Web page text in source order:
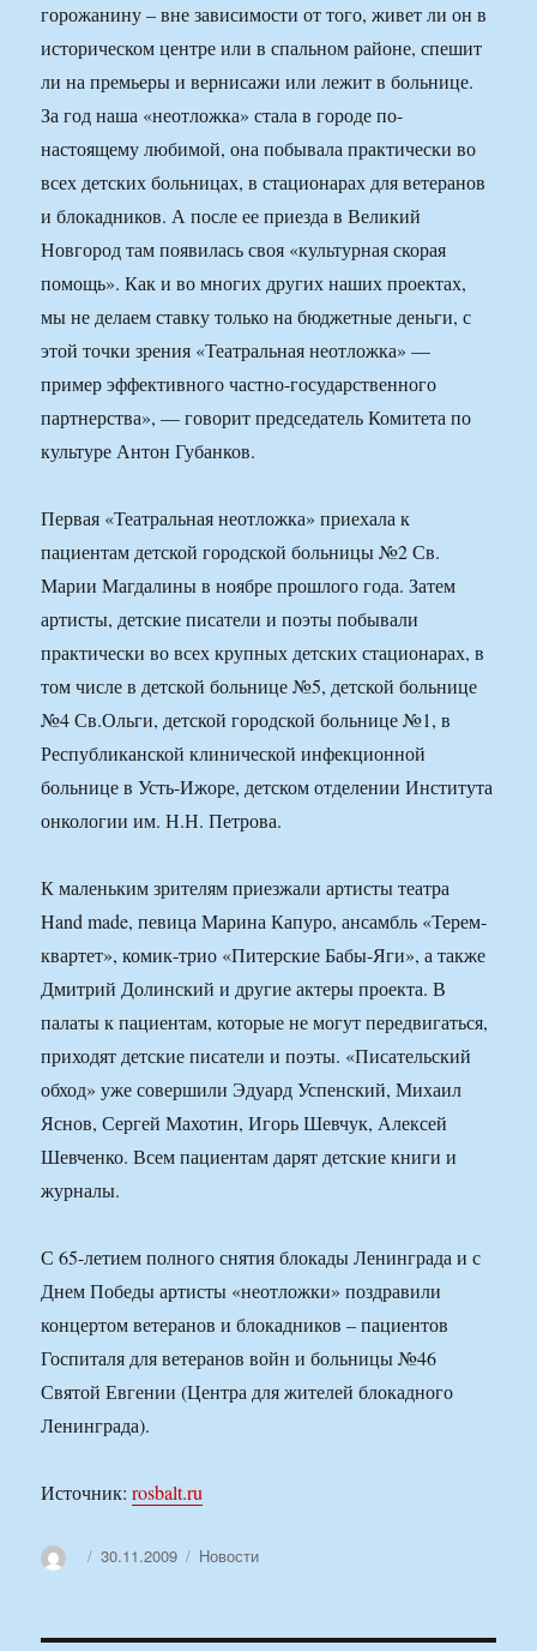
горожанину – вне зависимости от того, живет ли он в
историческом центре или в спальном районе, спешит
ли на премьеры и вернисажи или лежит в больнице.
За год наша «неотложка» стала в городе по-
настоящему любимой, она побывала практически во
всех детских больницах, в стационарах для ветеранов
и блокадников. А после ее приезда в Великий
Новгород там появилась своя «культурная скорая
помощь». Как и во многих других наших проектах,
мы не делаем ставку только на бюджетные деньги, с
этой точки зрения «Театральная неотложка» —
пример эффективного частно-государственного
партнерства», — говорит председатель Комитета по
культуре Антон Губанков.
Первая «Театральная неотложка» приехала к
пациентам детской городской больницы №2 Св.
Марии Магдалины в ноябре прошлого года. Затем
артисты, детские писатели и поэты побывали
практически во всех крупных детских стационарах, в
том числе в детской больнице №5, детской больнице
№4 Св.Ольги, детской городской больнице №1, в
Республиканской клинической инфекционной
больнице в Усть-Ижоре, детском отделении Института
онкологии им. Н.Н. Петрова.
К маленьким зрителям приезжали артисты театра
Hand made, певица Марина Капуро, ансамбль «Терем-
квартет», комик-трио «Питерские Бабы-Яги», а также
Дмитрий Долинский и другие актеры проекта. В
палаты к пациентам, которые не могут передвигаться,
приходят детские писатели и поэты. «Писательский
обход» уже совершили Эдуард Успенский, Михаил
Яснов, Сергей Махотин, Игорь Шевчук, Алексей
Шевченко. Всем пациентам дарят детские книги и
журналы.
С 65-летием полного снятия блокады Ленинграда и с
Днем Победы артисты «неотложки» поздравили
концертом ветеранов и блокадников – пациентов
Госпиталя для ветеранов войн и больницы №46
Святой Евгении (Центра для жителей блокадного
Ленинграда).
Источник:rosbalt.ru
АвторОпубликовано
30.11.2009 Рубрики
Новости